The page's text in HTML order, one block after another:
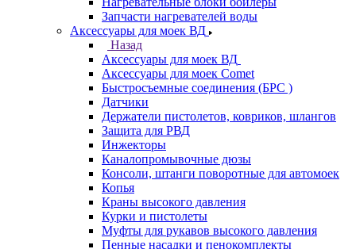
Запчасти нагревателей воды
Аксессуары для моек ВД
Назад
Аксессуары для моек ВД
Аксессуары для моек Comet
Быстросъемные соединения (БРС )
Датчики
Держатели пистолетов, ковриков, шлангов
Защита для РВД
Инжекторы
Каналопромывочные дюзы
Консоли, штанги поворотные для автомоек
Копья
Краны высокого давления
Курки и пистолеты
Муфты для рукавов высокого давления
Пенные насадки и пенокомплекты